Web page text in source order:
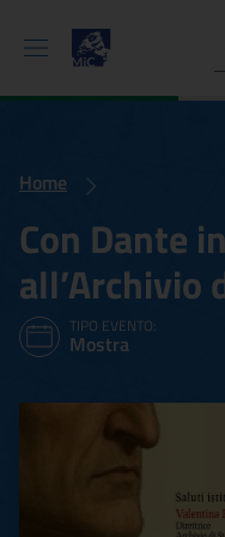
Home
Con Dante
all’Archivio
TIPO EVENTO:
Mostra
Con